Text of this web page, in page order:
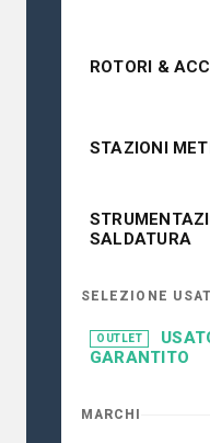
ROTORI &
STAZIONI
SALDATURA
SELEZIONE
OUTLET
GARANTITO
MARCHI